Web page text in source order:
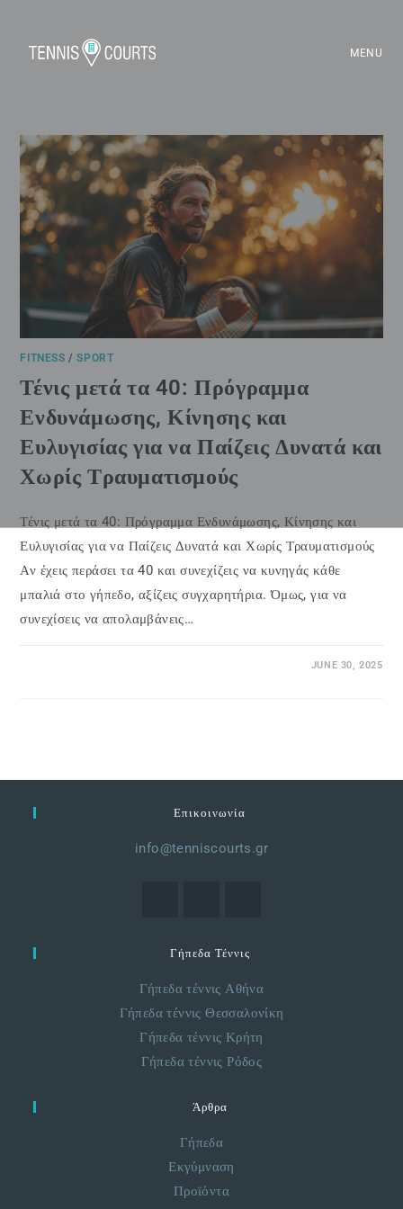
MENU
FITNESS /SPORT
Τένις μετά τα 40: Πρόγραμμα
Ενδυνάμωσης, Κίνησης και
Ευλυγισίας για να Παίζεις Δυνατά και
Χωρίς Τραυματισμούς
Τένις μετά τα 40: Πρόγραμμα Ενδυνάμωσης, Κίνησης και
Ευλυγισίας για να Παίζεις Δυνατά και Χωρίς Τραυματισμούς
Αν έχεις περάσει τα 40 και συνεχίζεις να κυνηγάς κάθε
μπαλιά στο γήπεδο, αξίζεις συγχαρητήρια. Όμως, για να
συνεχίσεις να απολαμβάνεις…
JUNE 30, 2025
Επικοινωνία
info@tenniscourts.gr
Γήπεδα Τέννις
Γήπεδα τέννις Αθήνα
Γήπεδα τέννις Θεσσαλονίκη
Γήπεδα τέννις Κρήτη
Γήπεδα τέννις Ρόδος
Άρθρα
Γήπεδα
Εκγύμναση
Προϊόντα